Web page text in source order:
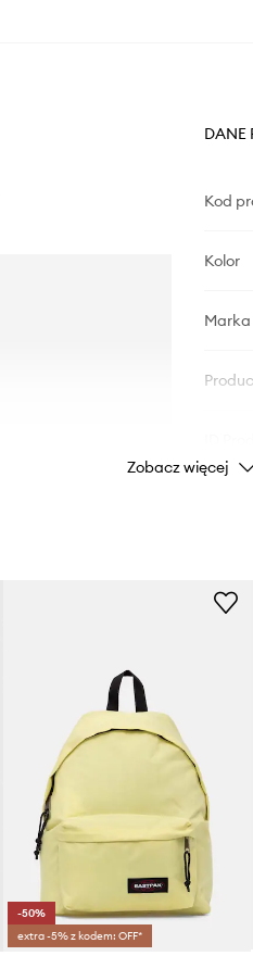
DANE
Kod
Kolor
Marka
Zobacz więcej
-50%
extra -5% z kodem: OFF*